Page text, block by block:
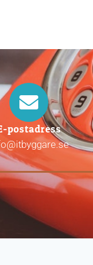
postadress